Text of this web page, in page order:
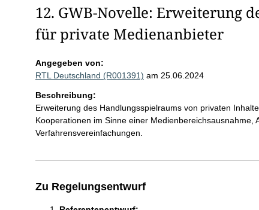
12. GWB-Novelle: Erweiterung
für private Medienanbieter
Angegeben von:
RTL Deutschland (R001391) am 25.06.2024
Beschreibung:
Erweiterung des Handlungsspielraums von privaten
Kooperationen im Sinne einer Medienbereichsausnahme,
Verfahrensvereinfachungen.
Zu Regelungsentwurf